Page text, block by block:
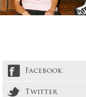
Facebook
Twitter